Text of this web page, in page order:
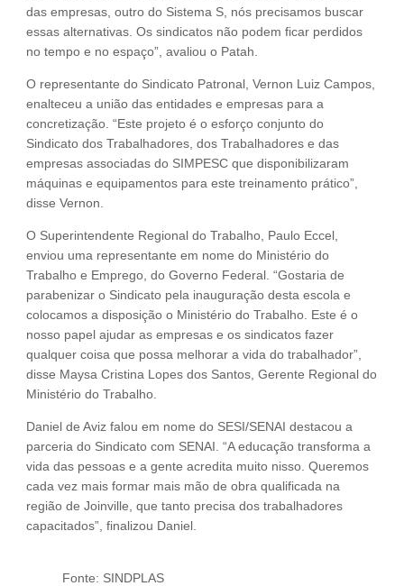
das empresas, outro do Sistema S, nós precisamos buscar
essas alternativas. Os sindicatos não podem ficar perdidos
no tempo e no espaço”, avaliou o Patah.
O representante do Sindicato Patronal, Vernon Luiz Campos,
enalteceu a união das entidades e empresas para a
concretização. “Este projeto é o esforço conjunto do
Sindicato dos Trabalhadores, dos Trabalhadores e das
empresas associadas do SIMPESC que disponibilizaram
máquinas e equipamentos para este treinamento prático”,
disse Vernon.
O Superintendente Regional do Trabalho, Paulo Eccel,
enviou uma representante em nome do Ministério do
Trabalho e Emprego, do Governo Federal. “Gostaria de
parabenizar o Sindicato pela inauguração desta escola e
colocamos a disposição o Ministério do Trabalho. Este é o
nosso papel ajudar as empresas e os sindicatos fazer
qualquer coisa que possa melhorar a vida do trabalhador”,
disse Maysa Cristina Lopes dos Santos, Gerente Regional do
Ministério do Trabalho.
Daniel de Aviz falou em nome do SESI/SENAI destacou a
parceria do Sindicato com SENAI. “A educação transforma a
vida das pessoas e a gente acredita muito nisso. Queremos
cada vez mais formar mais mão de obra qualificada na
região de Joinville, que tanto precisa dos trabalhadores
capacitados”, finalizou Daniel.
Fonte: SINDPLAS